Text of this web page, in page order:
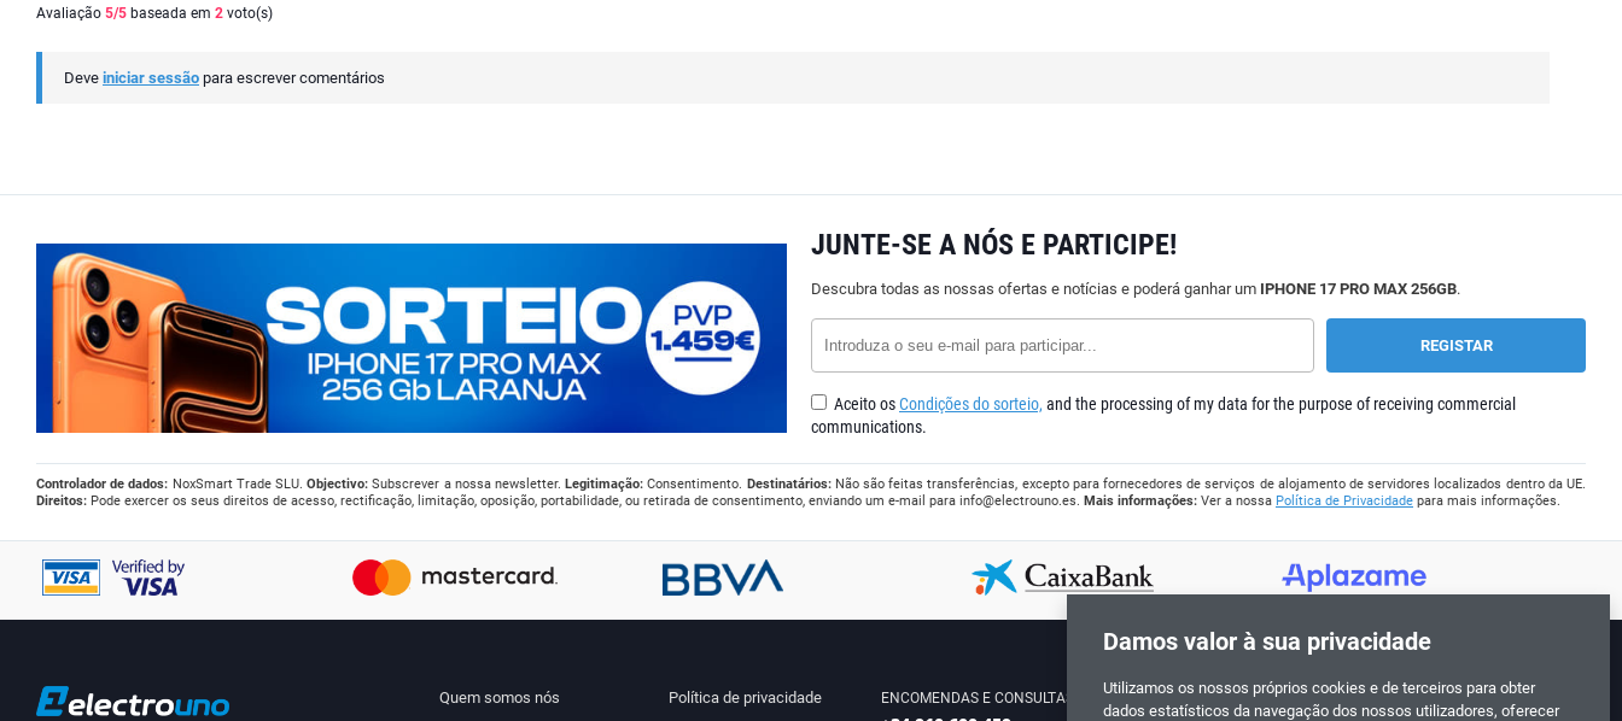
Avaliação 5/5 baseada em 2 voto(s)
Deve iniciar sessão para escrever comentários
JUNTE-SE A NÓS E PARTICIPE!
Descubra todas as nossas ofertas e notícias e poderá ganhar um IPHONE 17 PRO MAX 256GB.
Aceito osCondições do sorteio, and the processing of my data for the purpose of receiving commercial
communications.
Controlador de dados: NoxSmart Trade SLU.Objectivo: Subscrever a nossa newsletter.Legitimação: Consentimento. Destinatários:Não são feitas transferências, excepto para fornecedores de serviços de alojamento de servidores localizados dentro da UE.
Direitos: Pode exercer os seus direitos de acesso, rectificação, limitação, oposição, portabilidade, ou retirada de consentimento, enviando um e-mail para info@electrouno.es. Mais informações: Ver a nossa Política de Privacidade para mais informações.
Quem somos nós Política de privacidade ENCOMENDAS E CONSULTAS Siga-nos!
Damos valor à sua privacidade
Utilizamos os nossos próprios cookies e de terceiros para obter
dados estatísticos da navegação dos nossos utilizadores, oferecer